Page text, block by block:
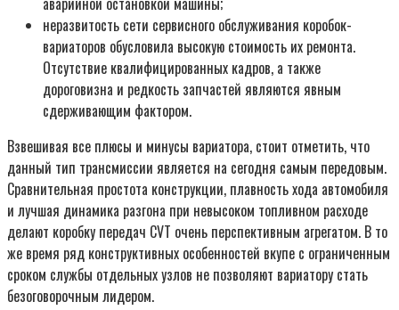
неразвитость сети сервисного обслуживания коробок-
вариаторов обусловила высокую стоимость их ремонта.
Отсутствие квалифицированных кадров, а также
дороговизна и редкость запчастей являются явным
сдерживающим фактором.
Взвешивая все плюсы и минусы вариатора, стоит отметить, что
данный тип трансмиссии является на сегодня самым передовым.
Сравнительная простота конструкции, плавность хода автомобиля
и лучшая динамика разгона при невысоком топливном расходе
делают коробку передач CVT очень перспективным агрегатом. В то
же время ряд конструктивных особенностей вкупе с ограниченным
сроком службы отдельных узлов не позволяют вариатору стать
безоговорочным лидером.